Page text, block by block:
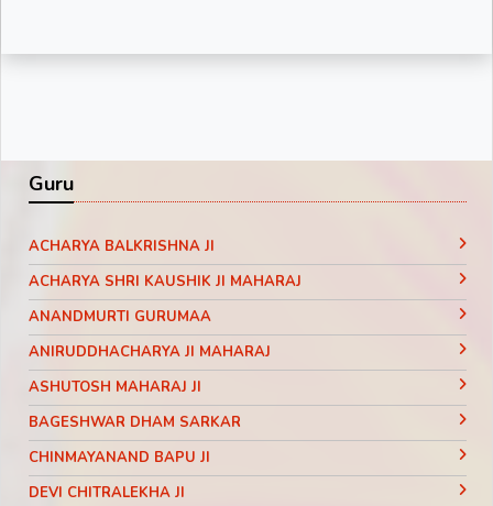
Guru
ACHARYA BALKRISHNA JI
ACHARYA SHRI KAUSHIK JI MAHARAJ
ANANDMURTI GURUMAA
ANIRUDDHACHARYA JI MAHARAJ
ASHUTOSH MAHARAJ JI
BAGESHWAR DHAM SARKAR
CHINMAYANAND BAPU JI
DEVI CHITRALEKHA JI